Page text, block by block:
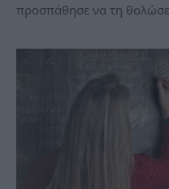
προσπάθησε να τη